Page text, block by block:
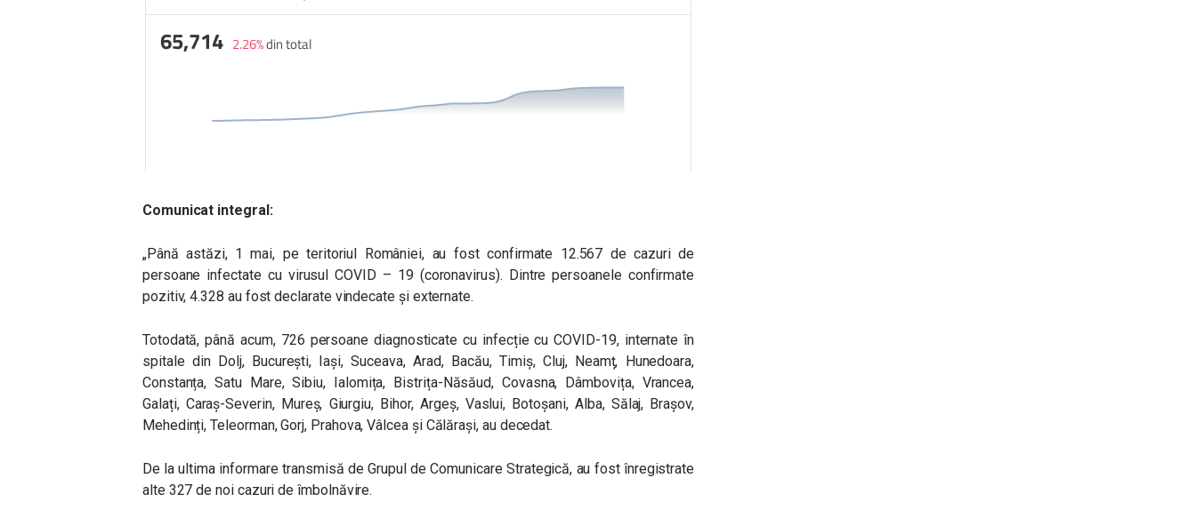
Comunicat integral:
„Până astăzi, 1 mai, pe teritoriul României, au fost confirmate 12.567 de cazuri de
persoane infectate cu virusul COVID – 19 (coronavirus). Dintre persoanele confirmate
pozitiv, 4.328 au fost declarate vindecate și externate.
Totodată, până acum, 726 persoane diagnosticate cu infecție cu COVID-19, internate în
spitale din Dolj, București, Iași, Suceava, Arad, Bacău, Timiș, Cluj, Neamț, Hunedoara,
Constanța, Satu Mare, Sibiu, Ialomița, Bistrița-Năsăud, Covasna, Dâmbovița, Vrancea,
Galați, Caraș-Severin, Mureș, Giurgiu, Bihor, Argeș, Vaslui, Botoșani, Alba, Sălaj, Brașov,
Mehedinți, Teleorman, Gorj, Prahova, Vâlcea și Călărași, au decedat.
De la ultima informare transmisă de Grupul de Comunicare Strategică, au fost înregistrate
alte 327 de noi cazuri de îmbolnăvire.